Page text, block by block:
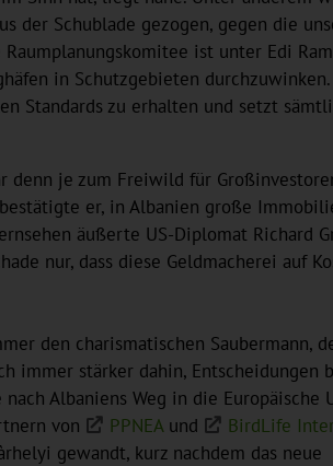
der Schublade gezogen, gegen die
ist unter Edi
in Schutzgebieten durchzuwinken.
Standards zu erhalten und setzt
denn je zum Freiwild für
bestätigte er, in Albanien große
äußerte US-Diplomat
nur, dass diese Geldmacherei auf
den charismatischen Saubermann,
immer stärker dahin, Entscheidungen
Albaniens Weg in die Europäische
von
PPNEA und BirdLife
gewandt, kurz nachdem das neue